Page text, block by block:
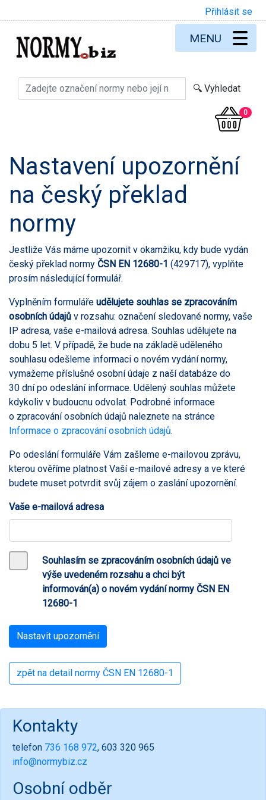
Přihlásit se
0
MENU
Nastavení upozornění
na český překlad
normy
Jestliže Vás máme upozornit v okamžiku, kdy bude vydán
český překlad normy ČSN EN 12680-1 (429717), vyplňte
prosím následující formulář.
Vyplněním formuláře udělujete souhlas se zpracováním
osobních údajů v rozsahu: označení sledované normy, vaše
IP adresa, vaše e-mailová adresa. Souhlas udělujete na
dobu 5 let. V případě, že bude na základě uděleného
souhlasu odešleme informaci o novém vydání normy,
vymažeme příslušné osobní údaje z naší databáze do
30 dní po odeslání informace. Udělený souhlas můžete
kdykoliv v budoucnu odvolat. Podrobné informace
o zpracování osobních údajů naleznete na stránce
Informace o zpracování osobních údajů.
Po odeslání formuláře Vám zašleme e-mailovou zprávu,
kterou ověříme platnost Vaší e-mailové adresy a ve které
budete muset potvrdit svůj zájem o zaslání upozornění.
Vaše e-mailová adresa
Souhlasím se zpracováním osobních údajů ve
výše uvedeném rozsahu a chci být
informován(a) o novém vydání normy ČSN EN
12680-1
zpět na detail normy ČSN EN 12680-1
Kontakty
telefon 736 168 972, 603 320 965
info@normybiz.cz
Osobní odběr